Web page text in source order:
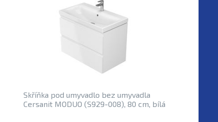
Skříňka pod umyvadlo bez umyvadla
Cersanit MODUO (S929-008), 80 cm, bílá